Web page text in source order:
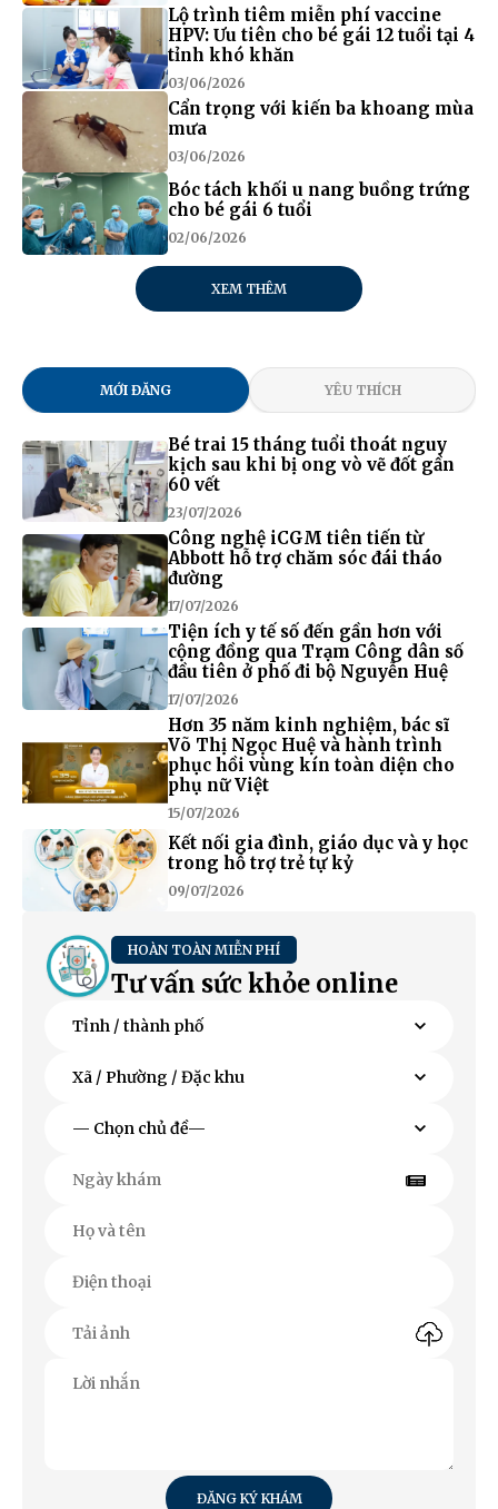
Lộ trình tiêm miễn phí vaccine
HPV: Ưu tiên cho bé gái 12 tuổi tại 4
tỉnh khó khăn
03/06/2026
Cẩn trọng với kiến ba khoang mùa
mưa
03/06/2026
Bóc tách khối u nang buồng trứng
cho bé gái 6 tuổi
02/06/2026
XEM THÊM
MỚI ĐĂNG YÊU THÍCH
Bé trai 15 tháng tuổi thoát nguy
kịch sau khi bị ong vò vẽ đốt gần
60 vết
23/07/2026
Công nghệ iCGM tiên tiến từ
Abbott hỗ trợ chăm sóc đái tháo
đường
17/07/2026
Tiện ích y tế số đến gần hơn với
cộng đồng qua Trạm Công dân số
đầu tiên ở phố đi bộ Nguyễn Huệ
17/07/2026
Hơn 35 năm kinh nghiệm, bác sĩ
Võ Thị Ngọc Huệ và hành trình
phục hồi vùng kín toàn diện cho
phụ nữ Việt
15/07/2026
Kết nối gia đình, giáo dục và y học
trong hỗ trợ trẻ tự kỷ
09/07/2026
HOÀN TOÀN MIỄN PHÍ
Tư vấn sức khỏe online
ĐĂNG KÝ KHÁM